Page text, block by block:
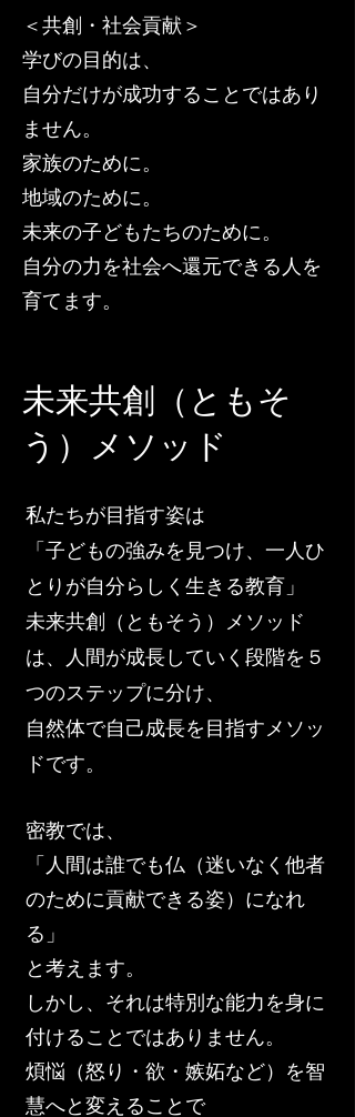
＜共創・社会貢献＞
学びの目的は、
自分だけが成功することではあり
ません。
家族のために。
地域のために。
未来の子どもたちのために。
自分の力を社会へ還元できる人を
育てます。
未来共創（ともそ
う）メソッド
私たちが目指す姿は
「子どもの強みを見つけ、一人ひ
とりが自分らしく生きる教育」
未来共創（ともそう）メソッド
は、人間が成長していく段階を５
つのステップに分け、
自然体で自己成長を目指すメソッ
ドです。
密教では、
「人間は誰でも仏（迷いなく他者
のために貢献できる姿）になれ
る」
と考えます。
しかし、それは特別な能力を身に
付けることではありません。
煩悩（怒り・欲・嫉妬など）を智
慧へと変えることで